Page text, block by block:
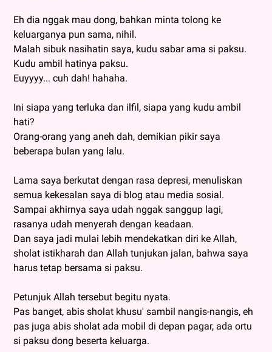
Eh dia nggak mau dong, bahkan minta tolong ke
keluarganya pun sama, nihil.
Malah sibuk nasihatin saya, kudu sabar ama si paksu.
Kudu ambil hatinya paksu.
Euyyyy... cuh dah! hahaha.
Ini siapa yang terluka dan ilfil, siapa yang kudu ambil
hati?
Orang-orang yang aneh dah, demikian pikir saya
beberapa bulan yang lalu.
Lama saya berkutat dengan rasa depresi, menuliskan
semua kekesalan saya di blog atau media sosial.
Sampai akhirnya saya udah nggak sanggup lagi,
rasanya udah menyerah dengan keadaan.
Dan saya jadi mulai lebih mendekatkan diri ke Allah,
sholat istikharah dan Allah tunjukan jalan, bahwa saya
harus tetap bersama si paksu.
Petunjuk Allah tersebut begitu nyata.
Pas banget, abis sholat khusu' sambil nangis-nangis, eh
pas juga abis sholat ada mobil di depan pagar, ada ortu
si paksu dong beserta keluarga.